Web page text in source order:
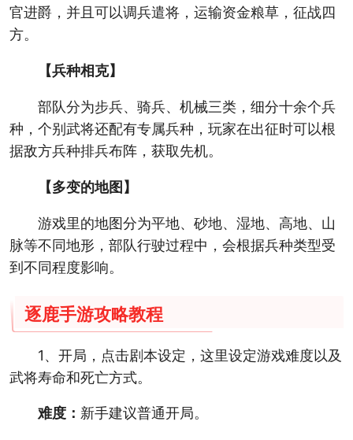
官进爵，并且可以调兵遣将，运输资金粮草，征战四
方。
【兵种相克】
部队分为步兵、骑兵、机械三类，细分十余个兵
种，个别武将还配有专属兵种，玩家在出征时可以根
据敌方兵种排兵布阵，获取先机。
【多变的地图】
游戏里的地图分为平地、砂地、湿地、高地、山
脉等不同地形，部队行驶过程中，会根据兵种类型受
到不同程度影响。
逐鹿手游攻略教程
1、开局，点击剧本设定，这里设定游戏难度以及
武将寿命和死亡方式。
难度： 新手建议普通开局。